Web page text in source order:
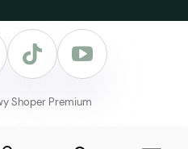
Shoper Premium